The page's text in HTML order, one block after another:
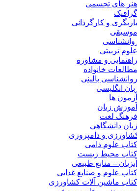
هنر های تجسمی
گرافیک
بازیگری و کارگردانی
موسیقی
علوم تربیتی
راهنمایی و مشاوره
مطالعات خانواده
روانشناسی بالینی
انگلیسی
آزمون ها
آموزش زبان
فرهنگ لغت
زبان دانشگاهی
و دامپروری
کتاب علوم دامی
کتاب محیط زیست
آبزیان – منابع طبیعی
کتاب علوم و صنایع غذایی
کتاب ماشین آلات کشاورزی